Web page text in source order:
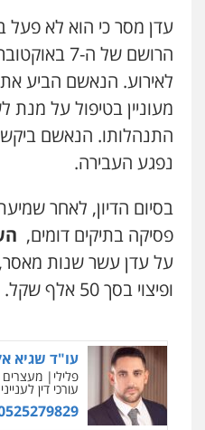
עדן מסר כי הוא לא פעל
הרושם של ה-
לאירוע. הנאשם הביע את
מעוניין בטיפול על מנת
התנהלותו. הנאשם
נפגע העבירה.
בסיום הדיון, לאחר
פסיקה בתיקים דומים,
על עדן עשר שנות
ופיצוי בסך 50 אלף שקל.
קורל קרוז –
משפט פלילי
0545437431
עו"ד עלי סעדי
פלילי
עו"ד תומר
פלילי מעצרים
חמורה
עו"ד שגיא
פלילי מעצרים
עורכי דין